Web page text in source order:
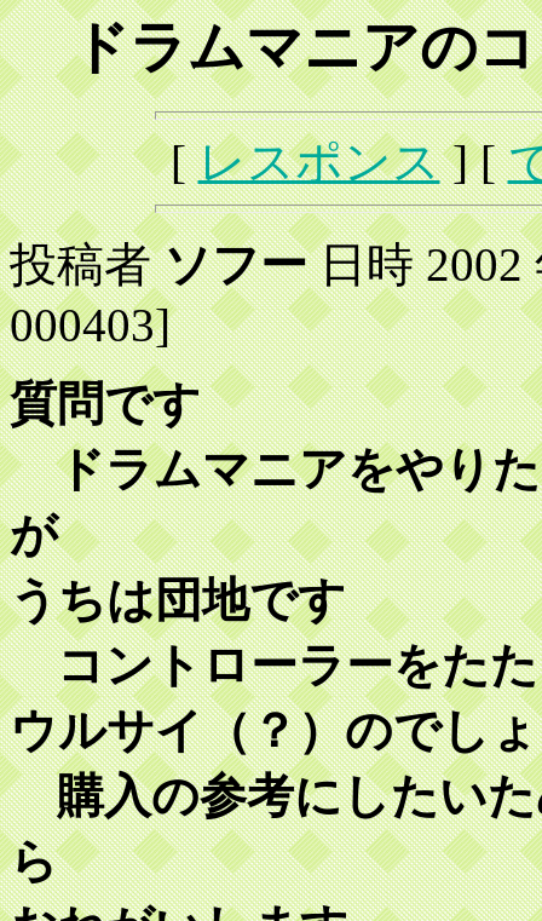
ドラムマニアの
[レスポンス] [
投稿者ソフー日時 2002
000403]
質問です
ドラムマニアをやりた
が
うちは団地です
コントローラーをたた
ウルサイ（？）のでし
購入の参考にしたいた
ら